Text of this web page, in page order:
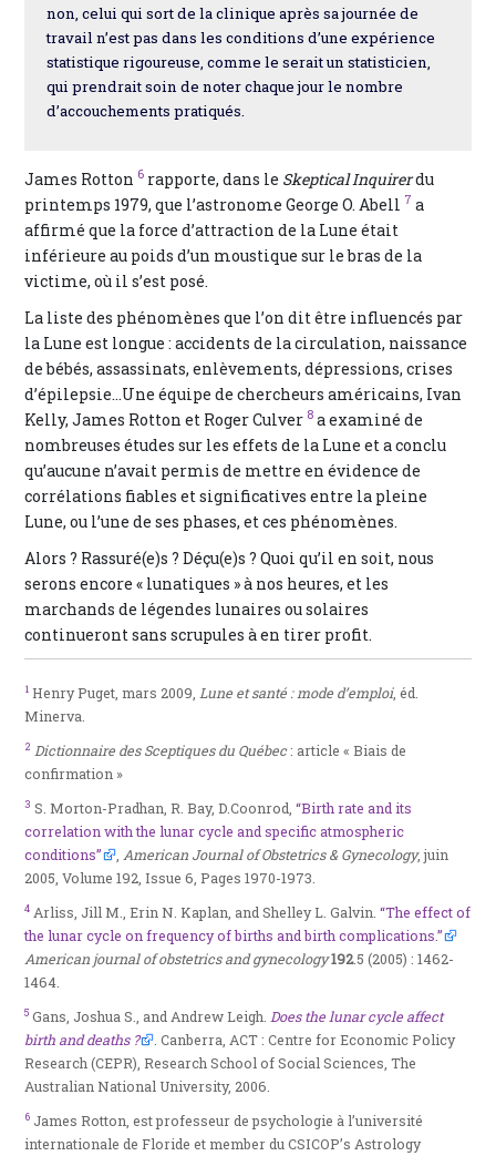
non, celui qui sort de la clinique après sa journée de
travail n’est pas dans les conditions d’une expérience
statistique rigoureuse, comme le serait un statisticien,
qui prendrait soin de noter chaque jour le nombre
d’accouchements pratiqués.
James Rotton 6 rapporte, dans le Skeptical Inquirerdu
printemps 1979, que l’astronome George O. Abell 7 a
affirmé que la force d’attraction de la Lune était
inférieure au poids d’un moustique sur le bras de la
victime, où il s’est posé.
La liste des phénomènes que l’on dit être influencés par
la Lune est longue : accidents de la circulation, naissance
de bébés, assassinats, enlèvements, dépressions, crises
d’épilepsie…Une équipe de chercheurs américains, Ivan
Kelly, James Rotton et Roger Culver 8 a examiné de
nombreuses études sur les effets de la Lune et a conclu
qu’aucune n’avait permis de mettre en évidence de
corrélations fiables et significatives entre la pleine
Lune, ou l’une de ses phases, et ces phénomènes.
Alors ? Rassuré(e)s ? Déçu(e)s ? Quoi qu’il en soit, nous
serons encore « lunatiques » à nos heures, et les
marchands de légendes lunaires ou solaires
continueront sans scrupules à en tirer profit.
1 Henry Puget, mars 2009, Lune et santé : mode d’emploi, éd.
Minerva.
2 Dictionnaire des Sceptiques du Québec: article « Biais de
confirmation »
3 S. Morton-Pradhan, R. Bay, D.Coonrod,“Birth rate and its
correlation with the lunar cycle and specific atmospheric
conditions”
American Journal of Obstetrics & Gynecology, juin
2005, Volume 192, Issue 6, Pages 1970-1973.
4 Arliss, Jill M., Erin N. Kaplan, and Shelley L. Galvin.“The effect of
the lunar cycle on frequency of births and birth complications.”
American journal of obstetrics and gynecology192.5 (2005) : 1462-
1464.
5 Gans, Joshua S., and Andrew Leigh. Does the lunar cycle affect
birth and deaths ?
. Canberra, ACT : Centre for Economic Policy
Research (CEPR), Research School of Social Sciences, The
Australian National University, 2006.
6 James Rotton, est professeur de psychologie à l’université
internationale de Floride et member du CSICOP’s Astrology